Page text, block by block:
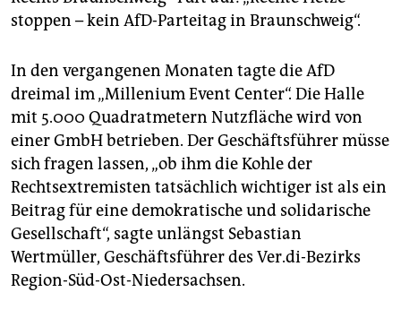
stoppen – kein AfD-Parteitag in Braunschweig“.
In den vergangenen Monaten tagte die AfD
dreimal im „Millenium Event Center“. Die Halle
mit 5.000 Quadratmetern Nutzfläche wird von
einer GmbH betrieben. Der Geschäftsführer müsse
sich fragen lassen, „ob ihm die Kohle der
Rechtsextremisten tatsächlich wichtiger ist als ein
Beitrag für eine demokratische und solidarische
Gesellschaft“, sagte unlängst Sebastian
Wertmüller, Geschäftsführer des Ver.di-Bezirks
Region-Süd-Ost-Niedersachsen.